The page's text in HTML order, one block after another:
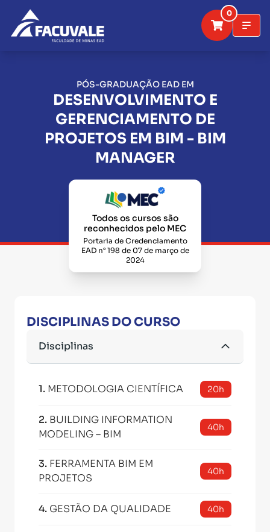
0
PÓS-GRADUAÇÃO EAD EM
DESENVOLVIMENTO E
GERENCIAMENTO DE
PROJETOS EM BIM - BIM
MANAGER
Todos os cursos são
reconhecidos pelo MEC
Portaria de Credenciamento
EAD n° 198 de 07 de março de
2024
DISCIPLINAS DO CURSO
Disciplinas
1. METODOLOGIA CIENTÍFICA 20h
2. BUILDING INFORMATION
MODELING – BIM
40h
3. FERRAMENTA BIM EM
PROJETOS
40h
4. GESTÃO DA QUALIDADE 40h